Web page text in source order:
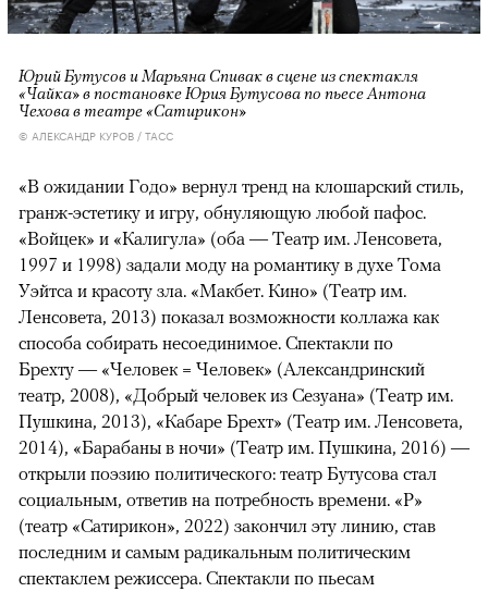
Юрий Бутусов и Марьяна Спивак в сцене из спектакля
«Чайка» в постановке Юрия Бутусова по пьесе Антона
Чехова в театре «Сатирикон»
© АЛЕКСАНДР КУРОВ / ТАСС
«В ожидании Годо» вернул тренд на клошарский стиль,
гранж-эстетику и игру, обнуляющую любой пафос.
«Войцек» и «Калигула» (оба — Театр им. Ленсовета,
1997 и 1998) задали моду на романтику в духе Тома
Уэйтса и красоту зла. «Макбет. Кино» (Театр им.
Ленсовета, 2013) показал возможности коллажа как
способа собирать несоединимое. Спектакли по
Брехту — «Человек = Человек» (Александринский
театр, 2008), «Добрый человек из Сезуана» (Театр им.
Пушкина, 2013), «Кабаре Брехт» (Театр им. Ленсовета,
2014), «Барабаны в ночи» (Театр им. Пушкина, 2016) —
открыли поэзию политического: театр Бутусова стал
социальным, ответив на потребность времени. «Р»
(театр «Сатирикон», 2022) закончил эту линию, став
последним и самым радикальным политическим
спектаклем режиссера. Спектакли по пьесам